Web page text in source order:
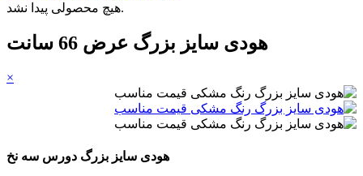
هیچ محصولی پیدا نشد.
هودی سایز بزرگ عرض 66 سانت
×
هودی سایز بزرگ دورس سه نخ